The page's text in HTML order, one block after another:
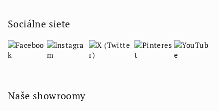
Sociálne siete
Naše showroomy